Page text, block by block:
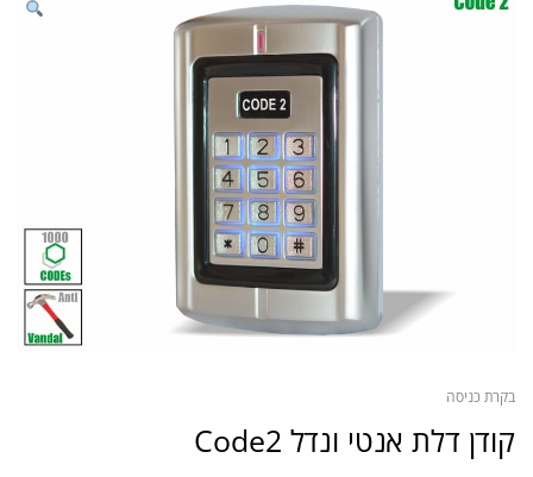
בקרת כניסה
קודן דלת אנטי ונדל Code2